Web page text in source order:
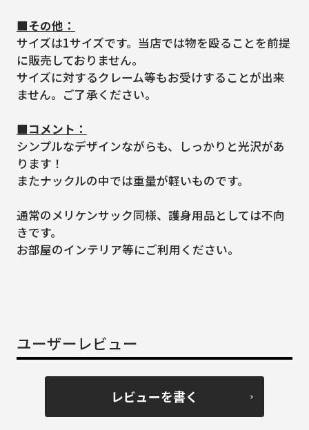
■その他：
サイズは1サイズです。当店では物を殴ることを前提
に販売しておりません。
サイズに対するクレーム等もお受けすることが出来
ません。ご了承ください。
■コメント：
シンプルなデザインながらも、しっかりと光沢があ
ります！
またナックルの中では重量が軽いものです。
通常のメリケンサック同様、護身用品としては不向
きです。
お部屋のインテリア等にご利用ください。
ユーザーレビュー
レビューを書く